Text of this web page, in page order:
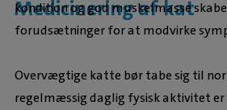
Medicinering af kat
kondition og god muskelmasse
forudsætninger for at modvirke
Overvægtige katte bør tabe sig til
regelmæssig daglig fysisk aktivitet er